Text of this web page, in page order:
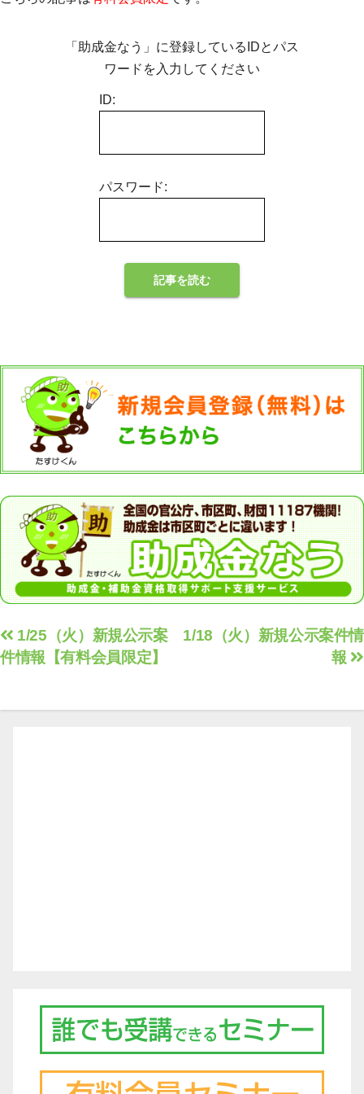
「助成金なう」に登録しているIDとパス
ワードを入力してください
ID:
パスワード:
投
稿
ビ
1/18（火）新規公示案件情
報
1/25（火）新規公示案
件情報【有料会員限定】